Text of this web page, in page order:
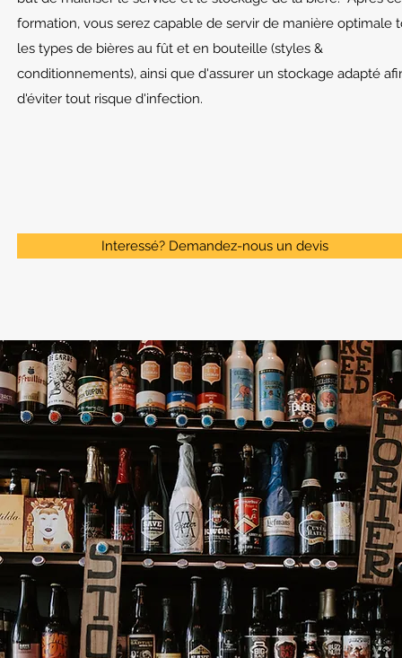
formation, vous serez capable de servir de manière optimale
les types de bières au fût et en bouteille (styles &
conditionnements), ainsi que d'assurer un stockage adapté
d'éviter tout risque d'infection.
Interessé? Demandez-nous un devis